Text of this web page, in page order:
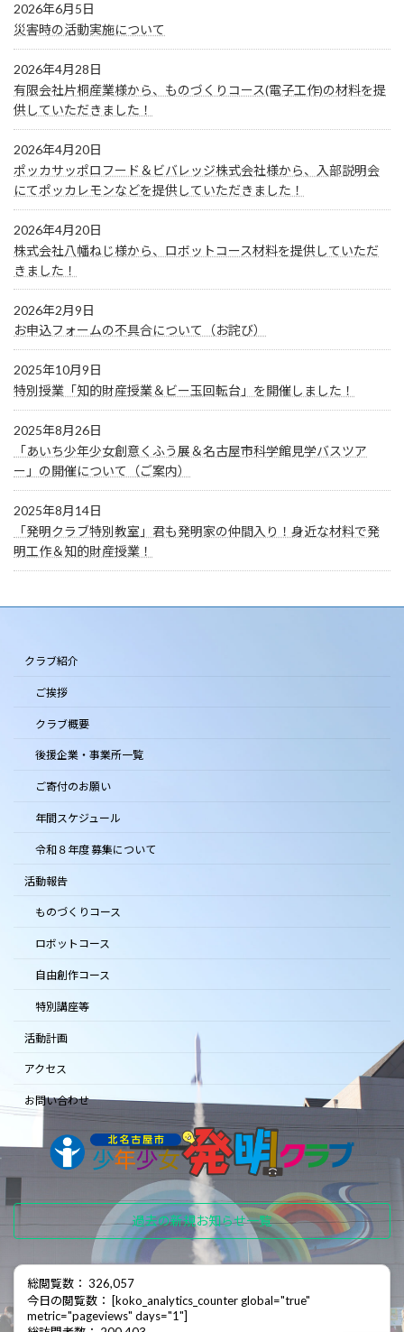
2026年6月5日
災害時の活動実施について
2026年4月28日
有限会社片桐産業様から、ものづくりコース(電子工作)の材料を提
供していただきました！
2026年4月20日
ポッカサッポロフード＆ビバレッジ株式会社様から、入部説明会
にてポッカレモンなどを提供していただきました！
2026年4月20日
株式会社八幡ねじ様から、ロボットコース材料を提供していただ
きました！
2026年2月9日
お申込フォームの不具合について（お詫び）
2025年10月9日
特別授業「知的財産授業＆ビー玉回転台」を開催しました！
2025年8月26日
「あいち少年少女創意くふう展＆名古屋市科学館見学バスツア
ー」の開催について（ご案内）
2025年8月14日
「発明クラブ特別教室」君も発明家の仲間入り！身近な材料で発
明工作＆知的財産授業！
クラブ紹介
ご挨拶
クラブ概要
後援企業・事業所一覧
ご寄付のお願い
年間スケジュール
令和８年度 募集について
活動報告
ものづくりコース
ロボットコース
自由創作コース
特別講座等
活動計画
アクセス
お問い合わせ
過去の新規お知らせ一覧
総閲覧数： 326,057
今日の閲覧数： [koko_analytics_counter global="true"
metric="pageviews" days="1"]